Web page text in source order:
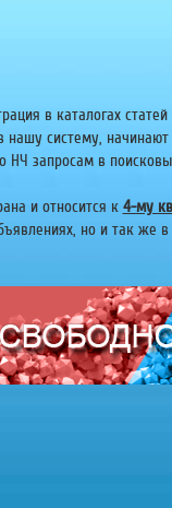
в каталогах
систему,
запросам в
и относится к 4-му
но и так же в